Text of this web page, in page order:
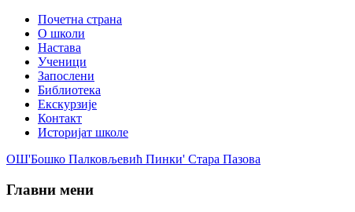
Почетна страна
О школи
Настава
Ученици
Запослени
Библиотека
Екскурзије
Контакт
Историјат школе
ОШ'Бошко Палковљевић Пинки' Стара Пазова
Главни мени